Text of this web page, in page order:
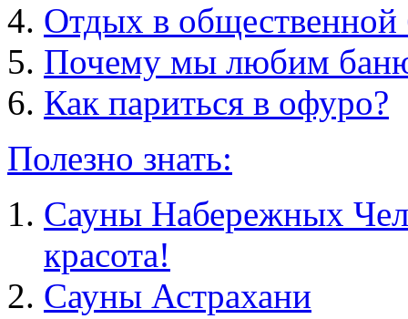
Отдых в общественной
Почему мы любим
Как париться в офуро?
Полезно знать:
Сауны Набережных
красота!
Сауны Астрахани